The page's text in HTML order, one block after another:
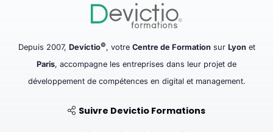
Depuis 2007, Devictio©, votre Centre de Formationsur Lyonet
Paris, accompagne les entreprises dans leur projet de
développement de compétences en digital et management.
Suivre Devictio Formations